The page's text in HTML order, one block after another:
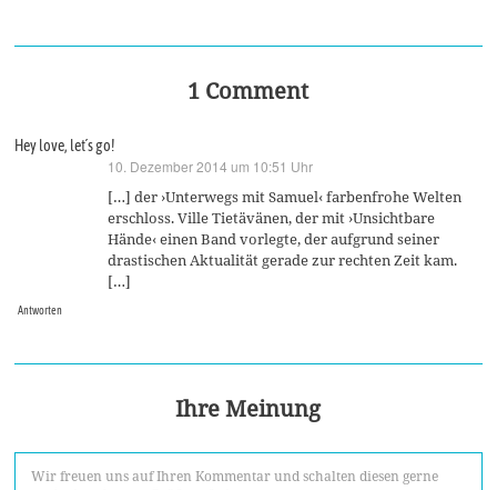
1 Comment
Hey love, let´s go!
10. Dezember 2014 um 10:51 Uhr
[…] der ›Unterwegs mit Samuel‹ farbenfrohe Welten
erschloss. Ville Tietävänen, der mit ›Unsichtbare
Hände‹ einen Band vorlegte, der aufgrund seiner
drastischen Aktualität gerade zur rechten Zeit kam.
[…]
Antworten
Ihre Meinung